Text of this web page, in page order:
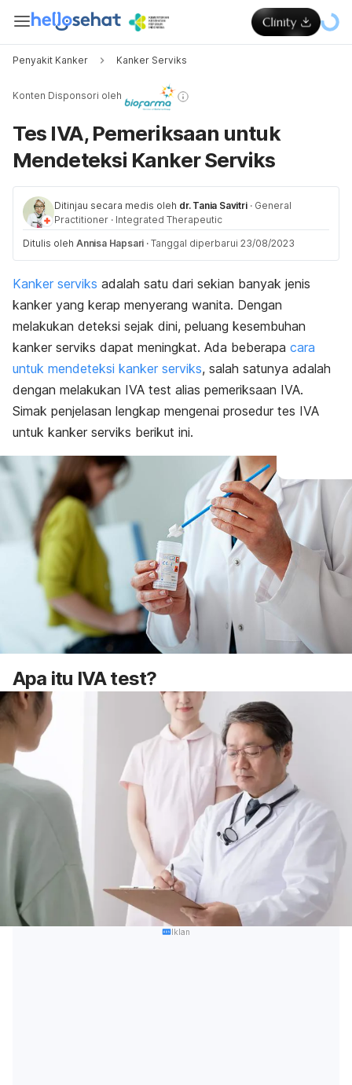
Penyakit Kanker Kanker Serviks
Konten Disponsori oleh
Tes IVA, Pemeriksaan untuk
Mendeteksi Kanker Serviks
Ditinjau secara medis oleh dr. Tania Savitri · General
Practitioner · Integrated Therapeutic
Ditulis oleh Annisa Hapsari · Tanggal diperbarui 23/08/2023
Kanker serviks adalah satu dari sekian banyak jenis
kanker yang kerap menyerang wanita. Dengan
melakukan deteksi sejak dini, peluang kesembuhan
kanker serviks dapat meningkat. Ada beberapa cara
untuk mendeteksi kanker serviks, salah satunya adalah
dengan melakukan IVA test alias pemeriksaan IVA.
Simak penjelasan lengkap mengenai prosedur tes IVA
untuk kanker serviks berikut ini.
Apa itu IVAtest?
Iklan